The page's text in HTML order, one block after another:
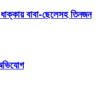
বাবা-ছেলেসহ তিনজন